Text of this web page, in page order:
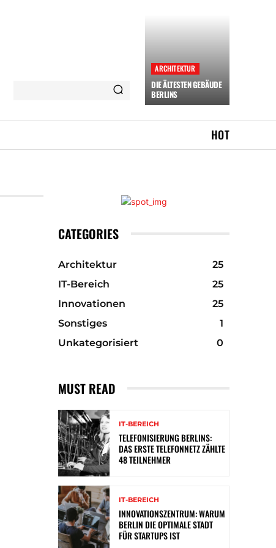
ARCHITEKTUR
DIE ÄLTESTEN GEBÄUDE
BERLINS
HOT
CATEGORIES
Architektur
25
IT-Bereich
25
Innovationen
25
Sonstiges
1
Unkategorisiert
0
MUST READ
IT-BEREICH
TELEFONISIERUNG BERLINS:
DAS ERSTE TELEFONNETZ ZÄHLTE
48 TEILNEHMER
IT-BEREICH
INNOVATIONSZENTRUM: WARUM
BERLIN DIE OPTIMALE STADT
FÜR STARTUPS IST